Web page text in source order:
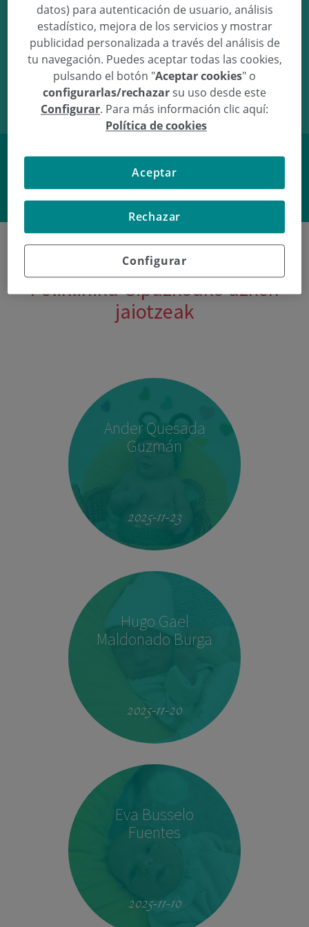
13/11/16 11:51 3,62Kg 52cm
Facebook
Poliklinika Gipuzkoako azken
jaiotzeak
Ander Quesada
Guzmán
2025-11-23
Hugo Gael
Maldonado Burga
2025-11-20
Eva Busselo
Fuentes
2025-11-10
datos) para autenticación de usuario, análisis
estadístico, mejora de los servicios y mostrar
publicidad personalizada a través del análisis de
tu navegación. Puedes aceptar todas las cookies,
pulsando el botón "Aceptar cookies" o
configurarlas/rechazarsu uso desde este
Configurar. Para más información clic aquí:
Política de cookies
Configurar
Rechazar
Aceptar